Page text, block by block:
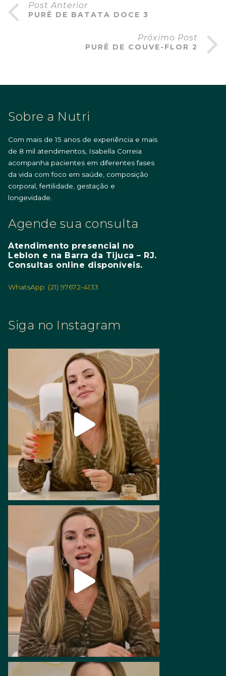
Post Anterior
PURÊ DE BATATA DOCE 3
Próximo Post
PURÊ DE COUVE-FLOR 2
Sobre a Nutri
Com mais de 15 anos de experiência e mais
de 8 mil atendimentos, Isabella Correia
acompanha pacientes em diferentes fases
da vida com foco em saúde, composição
corporal, fertilidade, gestação e
longevidade.
Agende sua consulta
Atendimento presencial no
Leblon e na Barra da Tijuca – RJ.
Consultas online disponíveis.
WhatsApp: (21) 97672-4133
Siga no Instagram